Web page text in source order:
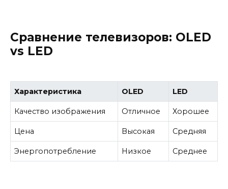
Сравнение телевизоров: OLED
vs LED
Характеристика OLED LED
Качество изображения Отличное Хорошее
Цена Высокая Средняя
Энергопотребление Низкое Среднее